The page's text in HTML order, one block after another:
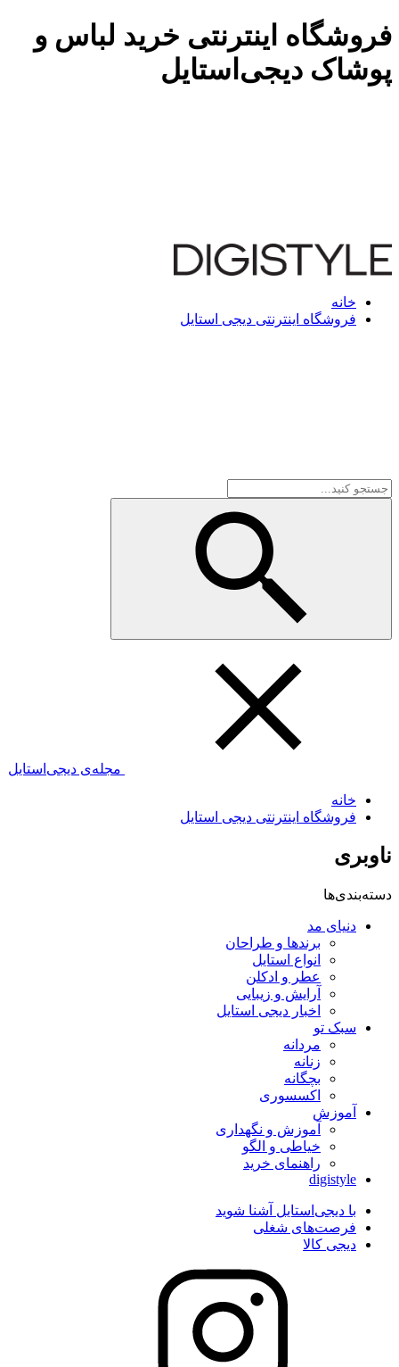
فروشگاه اینترنتی خرید لباس و
پوشاک دیجی‌استایل
خانه
فروشگاه اینترنتی دیجی استایل
مجله‌ی دیجی‌استایل
خانه
فروشگاه اینترنتی دیجی استایل
ناوبری
دسته‌بندی‌ها
دنیای مد
برندها و طراحان
انواع استایل
عطر و ادکلن
آرایش و زیبایی
اخبار دیجی استایل
سبک تو
مردانه
زنانه
بچگانه
اکسسوری
آموزش
آموزش و نگهداری
خیاطی و الگو
راهنمای خرید
digistyle
با دیجی‌استایل آشنا شوید
فرصت‌های شغلی
دیجی کالا